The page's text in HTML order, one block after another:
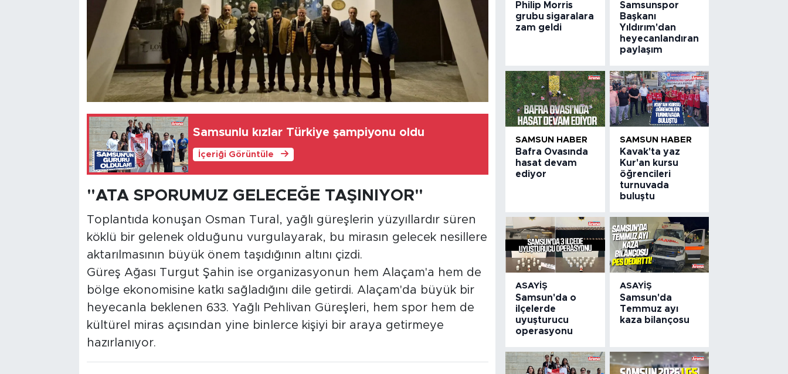
Samsunlu kızlar Türkiye şampiyonu oldu
İçeriği Görüntüle
"ATA SPORUMUZ GELECEĞE TAŞINIYOR"
Toplantıda konuşan Osman Tural, yağlı güreşlerin yüzyıllardır süren
köklü bir gelenek olduğunu vurgulayarak, bu mirasın gelecek nesillere
aktarılmasının büyük önem taşıdığının altını çizdi.
Güreş Ağası Turgut Şahin ise organizasyonun hem Alaçam'a hem de
bölge ekonomisine katkı sağladığını dile getirdi. Alaçam'da büyük bir
heyecanla beklenen 633. Yağlı Pehlivan Güreşleri, hem spor hem de
kültürel miras açısından yine binlerce kişiyi bir araya getirmeye
hazırlanıyor.
Philip Morris
grubu sigaralara
zam geldi
Samsunspor
Başkanı
Yıldırım'dan
heyecanlandıran
paylaşım
SAMSUN HABER
Bafra Ovasında
hasat devam
ediyor
SAMSUN HABER
Kavak'ta yaz
Kur'an kursu
öğrencileri
turnuvada
buluştu
ASAYIŞ
Samsun'da o
ilçelerde
uyuşturucu
operasyonu
ASAYIŞ
Samsun'da
Temmuz ayı
kaza bilançosu